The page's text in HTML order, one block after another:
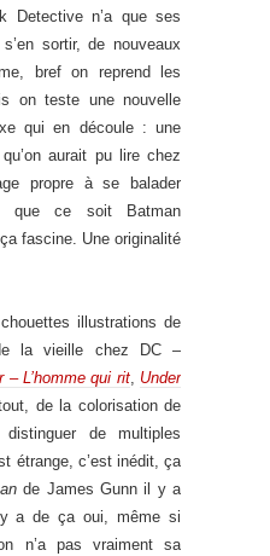
Detective n’a que ses
sortir, de nouveaux
bref on reprend les
on teste une nouvelle
qui en découle : une
aurait pu lire chez
propre à se balader
que ce soit Batman
fascine. Une originalité
illustrations de
la vieille chez DC –
– L’homme qui rit, Under
de la colorisation de
de multiples
étrange, c’est inédit, ça
de James Gunn il y a
a de ça oui, même si
n’a pas vraiment sa